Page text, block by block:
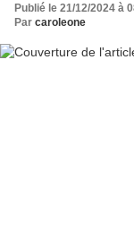
Publié le 21/12/2024 à
Par caroleone